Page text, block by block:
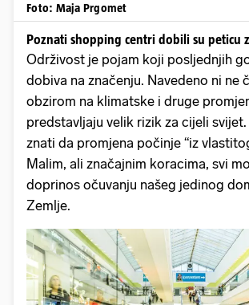
Foto: Maja Prgomet
Poznati shopping centri dobili su peticu
Održivost je pojam koji posljednjih
dobiva na značenju. Navedeno ni ne
obzirom na klimatske i druge
predstavljaju velik rizik za cijeli
znati da promjena počinje “iz
Malim, ali značajnim koracima, svi
doprinos očuvanju našeg jedinog
Zemlje.